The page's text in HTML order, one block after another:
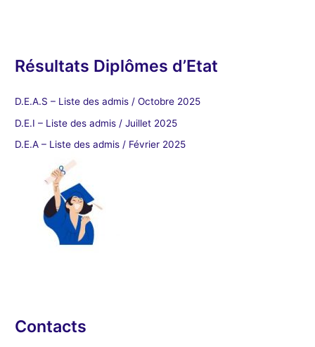
Résultats Diplômes d’Etat
D.E.A.S – Liste des admis / Octobre 2025
D.E.I – Liste des admis / Juillet 2025
D.E.A – Liste des admis / Février 2025
Contacts